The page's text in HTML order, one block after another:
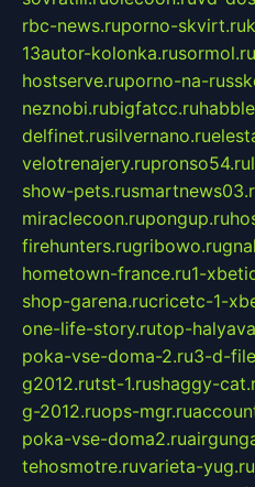
rbc-news.ruporno-skvirt.ru
13autor-kolonka.rusormol.ru
hostserve.ruporno-na-
neznobi.rubigfatcc.ru
delfinet.rusilvernano.ru
velotrenajery.rupronso54.ru
show-pets.ru
miraclecoon.rupongup.ru
firehunters.rugribowo.ru
hometown-france.ru1-
shop-garena.rucricetc-1-
one-life-story.rutop-
poka-vse-doma-2.ru3-d-
g2012.rutst-1.rushaggy-
g-2012.ruops-mgr.ru
poka-vse-doma2.ru
tehosmotre.ruvarieta-yug.ru